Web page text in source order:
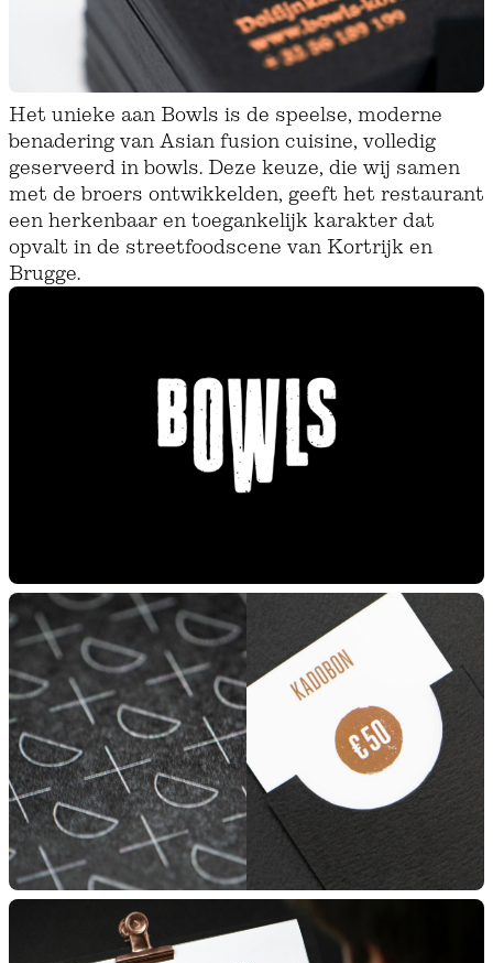
Het unieke aan Bowls is de speelse, moderne
benadering van Asian fusion cuisine, volledig
geserveerd in bowls. Deze keuze, die wij samen
met de broers ontwikkelden, geeft het restaurant
een herkenbaar en toegankelijk karakter dat
opvalt in de streetfoodscene van Kortrijk en
Brugge.